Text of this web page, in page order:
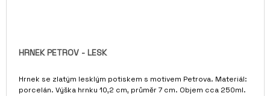
HRNEK PETROV - LESK
Hrnek se zlatým lesklým potiskem s motivem Petrova. Materiál:
porcelán. Výška hrnku 10,2 cm, průměr 7 cm. Objem cca 250ml.